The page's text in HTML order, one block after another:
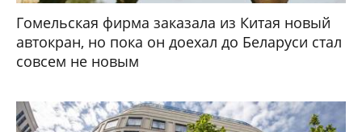
Гомельская фирма заказала из Китая новый
автокран, но пока он доехал до Беларуси стал
совсем не новым